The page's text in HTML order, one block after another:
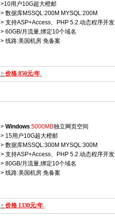
>10用户10G超大橙邮
> 数据库MSSQL:200M MYSQL:200M
> 支持ASP+Access、PHP 5.2.动态程序开发
> 60GB/月流量,绑定10个域名
> 线路:美国机房 免备案
> 价格:850元/年
> Windows:5000MB独立网页空间
> 15用户10G超大橙邮
> 数据库MSSQL:300M MYSQL:300M
> 支持ASP+Access、PHP 5.2.动态程序开发
> 80GB/月流量,绑定10个域名
> 线路:美国机房 免备案
> 价格:1330元/年